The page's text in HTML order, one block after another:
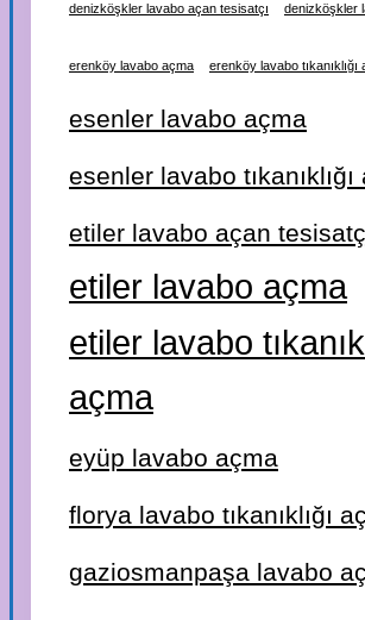
denizköşkler lavabo açan tesisatçı denizköşkler
erenköy lavabo açma erenköy lavabo tıkanıklığı
esenler lavabo açma
esenler lavabo
etiler lavabo açan
etiler lavabo açma
etiler lavabo
açma
eyüp lavabo açma
florya lavabo tıkanıklığı
gaziosmanpaşa lavabo